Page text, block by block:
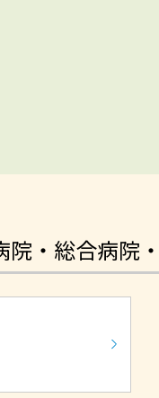
院・総合病院